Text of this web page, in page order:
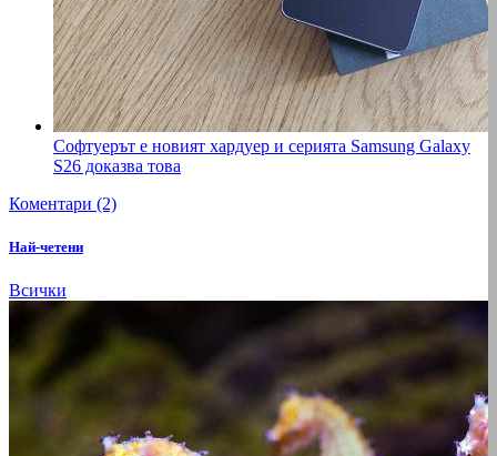
Софтуерът е новият хардуер и серията Samsung Galaxy
S26 доказва това
Коментари (2)
Най-четени
Всички